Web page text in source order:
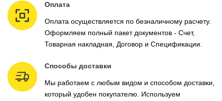
Оплата
Оплата осуществляется по безналичному расчету.
Оформляем полный пакет документов - Счет,
Товарная накладная, Договор и Спецификации.
Способы доставки
Мы работаем с любым видом и способом доставки,
который удобен покупателю. Используем